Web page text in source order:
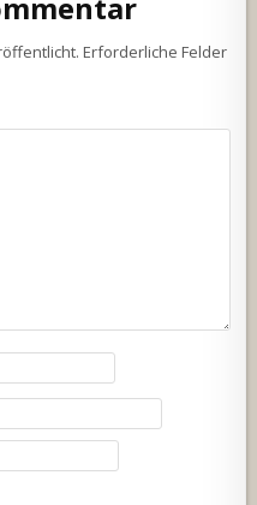
Erforderliche Felder